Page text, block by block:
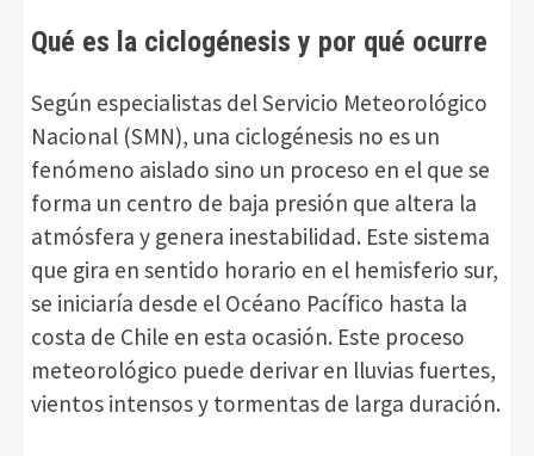
Qué es la ciclogénesis y por qué ocurre
Según especialistas del Servicio Meteorológico
Nacional (SMN), una ciclogénesis no es un
fenómeno aislado sino un proceso en el que se
forma un centro de baja presión que altera la
atmósfera y genera inestabilidad. Este sistema
que gira en sentido horario en el hemisferio sur,
se iniciaría desde el Océano Pacífico hasta la
costa de Chile en esta ocasión. Este proceso
meteorológico puede derivar en lluvias fuertes,
vientos intensos y tormentas de larga duración.